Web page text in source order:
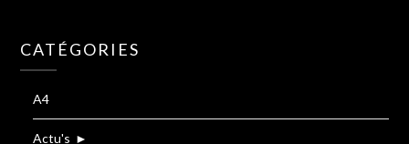
CATÉGORIES
A4
Actu's ►